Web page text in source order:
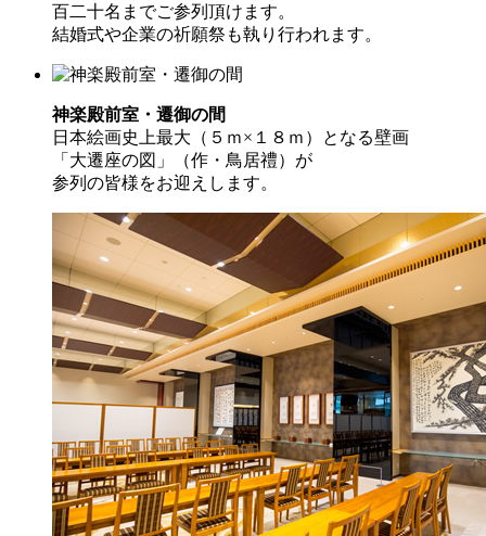
百二十名までご参列頂けます。
結婚式や企業の祈願祭も執り行われます。
神楽殿前室・遷御の間
日本絵画史上最大（５ｍ×１８ｍ）となる壁画
「大遷座の図」（作・鳥居禮）が
参列の皆様をお迎えします。